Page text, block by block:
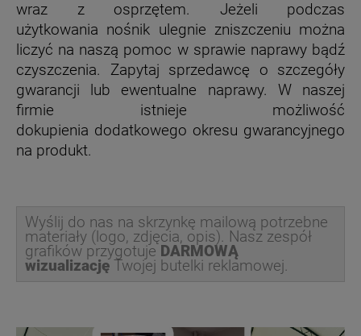
wraz z osprzętem. Jeżeli podczas
użytkowania nośnik ulegnie zniszczeniu można
liczyć na naszą pomoc w sprawie naprawy bądź
czyszczenia. Zapytaj sprzedawcę o szczegóły
gwarancji lub ewentualne naprawy. W naszej
firmie istnieje możliwość
dokupienia dodatkowego okresu gwarancyjnego
na produkt.
Wyślij do nas na skrzynkę mailową potrzebne
materiały (logo, zdjęcia, opis). Nasz zespół
grafików przygotuje DARMOWĄ
wizualizację Twojej butelki reklamowej.